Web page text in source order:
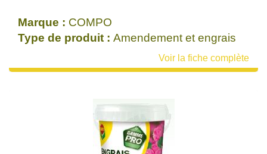
Marque : COMPO
Type de produit : Amendement et engrais
Voir la fiche complète